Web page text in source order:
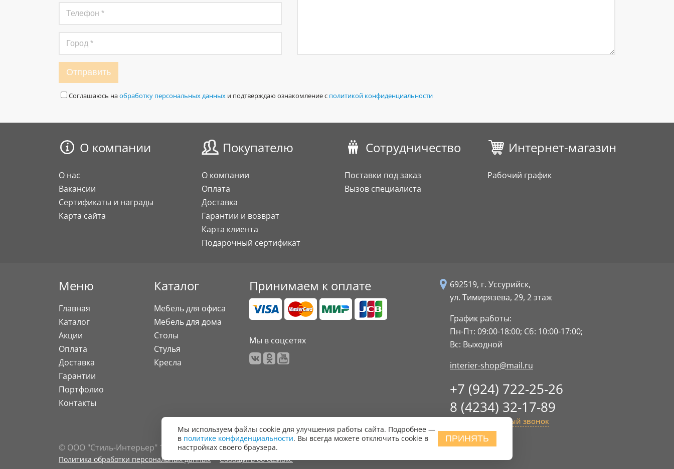
Отправить
Соглашаюсь наобработку персональных данных и подтверждаю ознакомление с политикой конфиденциальности
О компании
О нас
Вакансии
Сертификаты и награды
Карта сайта
Покупателю
О компании
Оплата
Доставка
Гарантии и возврат
Карта клиента
Подарочный сертификат
Сотрудничество
Поставки под заказ
Вызов специалиста
Интернет-магазин
Рабочий график
Меню
Главная
Каталог
Акции
Оплата
Доставка
Гарантии
Портфолио
Контакты
Каталог
Мебель для офиса
Мебель для дома
Столы
Стулья
Кресла
Принимаем к оплате
Мы в соцсетях
692519, г. Уссурийск,
ул. Тимирязева, 29, 2 этаж
График работы:
Пн-Пт: 09:00-18:00; Сб: 10:00-17:00;
Вс: Выходной
interier-shop@mail.ru
+7 (924) 722-25-26
8 (4234) 32-17-89
Заказать обратный звонок
© ООО "Стиль-Интерьер" 1996 - 2026. Все права защищены.
Политика обработки персональных данных Сообщить об ошибке
Мы используем файлы cookie для улучшения работы сайта. Подробнее —
в политике конфиденциальности. Вы всегда можете отключить cookie в
настройках своего браузера.
ПРИНЯТЬ